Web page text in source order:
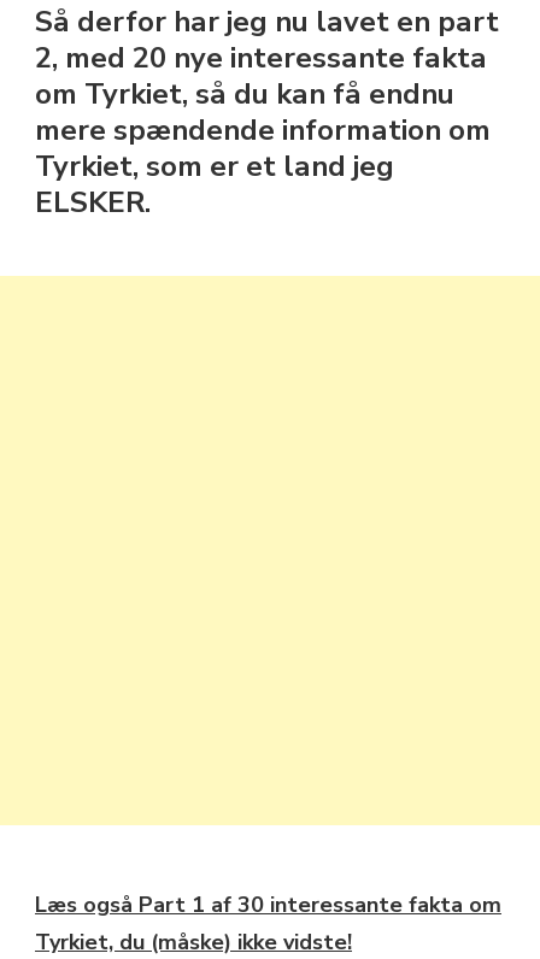
Så derfor har jeg nu lavet en part
2, med 20 nye interessante fakta
om Tyrkiet, så du kan få endnu
mere spændende information om
Tyrkiet, som er et land jeg
ELSKER.
Læs også Part 1 af 30 interessante fakta om
Tyrkiet, du (måske) ikke vidste!